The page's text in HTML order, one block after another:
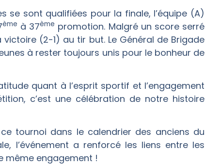
se sont qualifiées pour la finale, l’équipe (A)
ème à 37ème promotion. Malgré un score serré
(2-1) au tir but. Le Général de Brigade
à rester toujours unis pour le bonheur de
quant à l’esprit sportif et l’engagement
c’est une célébration de notre histoire
tournoi dans le calendrier des anciens du
l’événement a renforcé les liens entre les
même engagement !